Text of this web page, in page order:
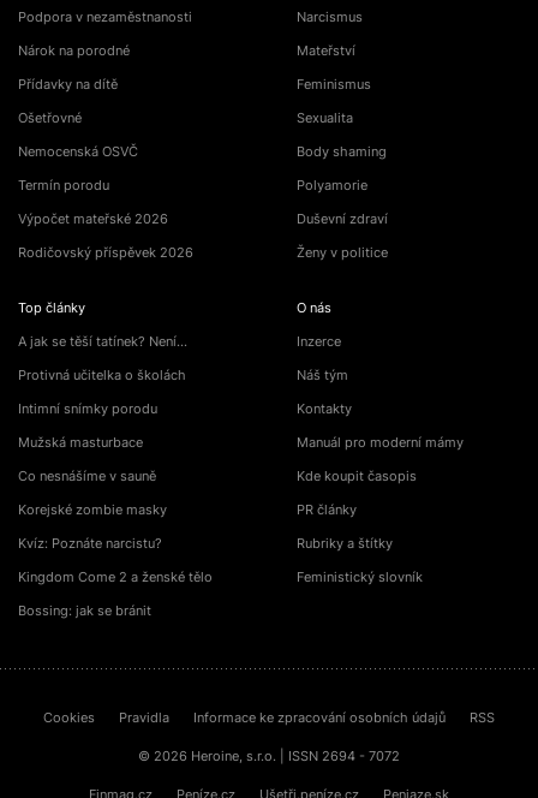
Podpora v nezaměstnanosti
Nárok na porodné
Přídavky na dítě
Ošetřovné
Nemocenská OSVČ
Termín porodu
Výpočet mateřské 2026
Rodičovský příspěvek 2026
Top články
A jak se těší tatínek? Není…
Protivná učitelka o školách
Intimní snímky porodu
Mužská masturbace
Co nesnášíme v sauně
Korejské zombie masky
Kvíz: Poznáte narcistu?
Kingdom Come 2 a ženské tělo
Bossing: jak se bránit
Narcismus
Mateřství
Feminismus
Sexualita
Body shaming
Polyamorie
Duševní zdraví
Ženy v politice
O nás
Inzerce
Náš tým
Kontakty
Manuál pro moderní mámy
Kde koupit časopis
PR články
Rubriky a štítky
Feministický slovník
Cookies Pravidla Informace ke zpracování osobních údajů RSS
© 2026 Heroine, s.r.o. | ISSN 2694 - 7072
Finmag.cz Peníze.cz Ušetři.peníze.cz Peniaze.sk